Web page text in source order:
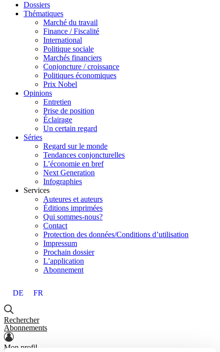
Dossiers
Thématiques
Marché du travail
Finance / Fiscalité
International
Politique sociale
Marchés financiers
Conjoncture / croissance
Politiques économiques
Prix Nobel
Opinions
Entretien
Prise de position
Éclairage
Un certain regard
Séries
Regard sur le monde
Tendances conjoncturelles
L’économie en bref
Next Generation
Infographies
Services
Auteures et auteurs
Éditions imprimées
Qui sommes-nous?
Contact
Protection des données/Conditions d’utilisation
Impressum
Prochain dossier
L’application
Abonnement
DE FR
Rechercher
Abonnements
Mon profil